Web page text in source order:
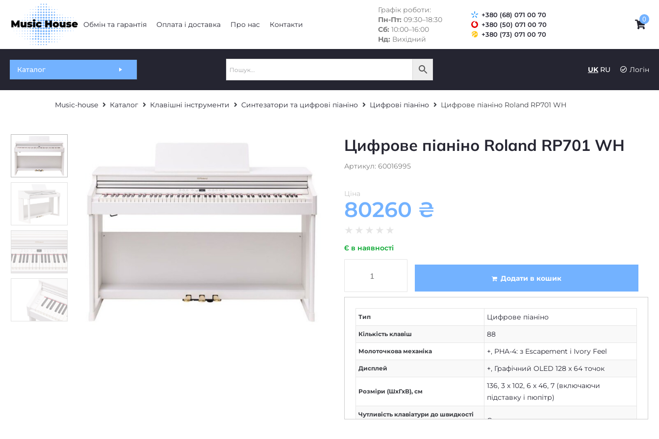
Обмін та гарантія Оплата і доставка Про нас Контакти
Графік роботи:
Пн-Пт: 09:30–18:30
Сб: 10:00–16:00
Нд: Вихідний
+380 (68) 071 00 70
+380 (50) 071 00 70
+380 (73) 071 00 70
0
Каталог UK RU Логін
Music-house Каталог Клавішні інструменти Синтезатори та цифрові піаніно Цифрові піаніно Цифрове піаніно Roland RP701 WH
Цифрове піаніно Roland RP701 WH
Артикул: 60016995
Ціна
80260 ₴
★ ★ ★ ★ ★
Є в наявності
Додати в кошик
Тип Цифрове піаніно
Кількість клавіш 88
Молоточкова механіка +, PHA-4: з Escapement і Ivory Feel
Дисплей +, Графічний OLED 128 x 64 точок
Розміри (ШxГхВ), см
136, 3 х 102, 6 х 46, 7 (включаючи
підставку і пюпітр)
Чутливість клавіатури до швидкості
Є